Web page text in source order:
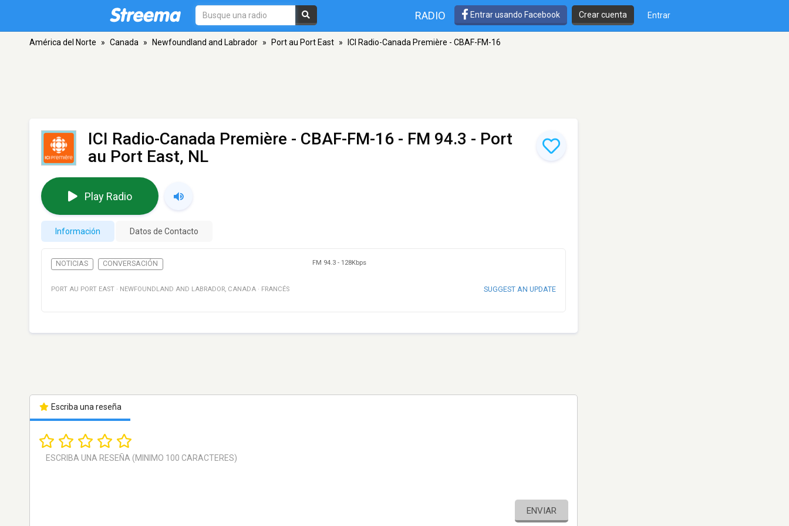
RADIO Entrar usando Facebook Crear cuenta Entrar
América del Norte » Canada » Newfoundland and Labrador » Port au Port East » ICI Radio-Canada Première - CBAF-FM-16
ICI Radio-Canada Première - CBAF-FM-16 - FM 94.3 - Port
au Port East, NL
Play Radio
Información Datos de Contacto
NOTICIAS CONVERSACIÓN FM 94.3 - 128Kbps
PORT AU PORT EAST · NEWFOUNDLAND AND LABRADOR, CANADA · FRANCÉS SUGGEST AN UPDATE
Escriba una reseña
ENVIAR